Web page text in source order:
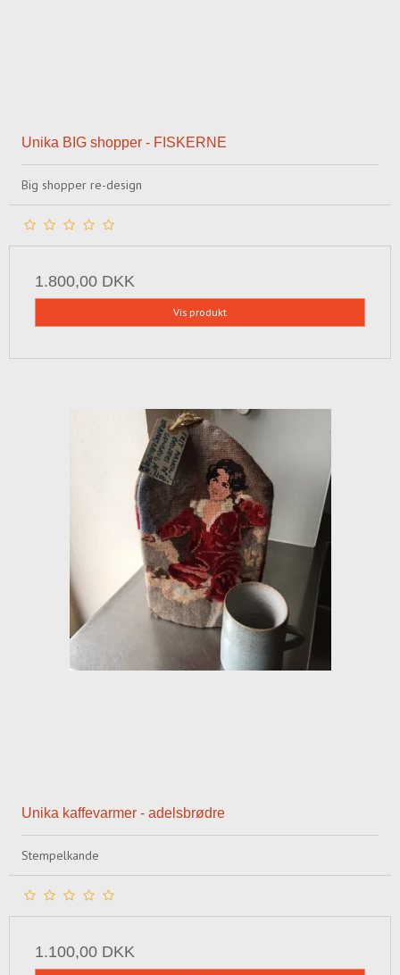
Unika BIG shopper - FISKERNE
Big shopper re-design
1.800,00 DKK
Vis produkt
Unika kaffevarmer - adelsbrødre
Stempelkande
1.100,00 DKK